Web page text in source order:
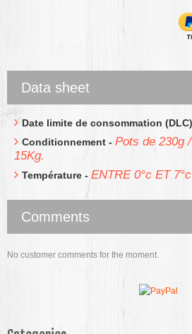
Data sheet
Date limite de consommation
Conditionnement - Pots de 230g
15Kg.
Température - ENTRE 0°c ET 7°c
Comments
No customer comments for the moment.